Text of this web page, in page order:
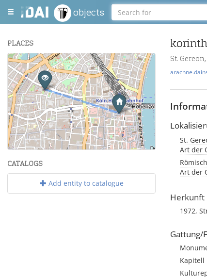
objects
PLACES
+
−
Leaflet | Maps and Data ©OpenStreetMap.
CATALOGS
Add entity to catalogue
St.
St.
Art der
Art der
Herkunft
1972,
Gattung/
Kapitell